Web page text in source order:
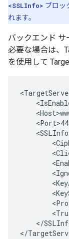
<SSLInfo> ブロッ
れます。
バックエンド
必要な場合は、
を使用して
</
</